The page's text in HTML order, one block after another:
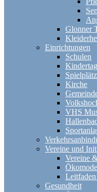
Glonner
Einrichtungen
Schulen
Kirche
VHS
Vereine und
Vereine
Gesundheit